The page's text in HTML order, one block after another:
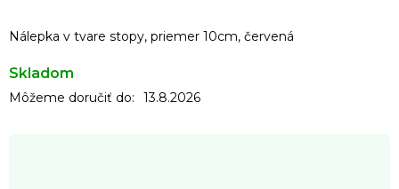
Nálepka v tvare stopy, priemer 10cm, červená
Skladom
Môžeme doručiť do: 13.8.2026